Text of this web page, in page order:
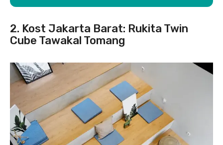
2. Kost Jakarta Barat: Rukita Twin
Cube Tawakal Tomang